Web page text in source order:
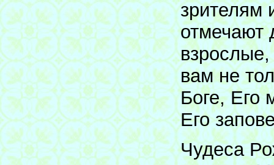
зрителям
отмечают
вам не
Боге, Его
Его
Чудеса